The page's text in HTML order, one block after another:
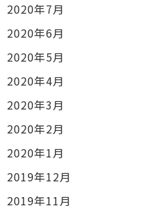
2020年7月
2020年6月
2020年5月
2020年4月
2020年3月
2020年2月
2020年1月
2019年12月
2019年11月